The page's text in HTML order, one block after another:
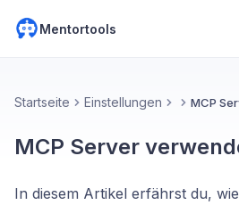
Mentortools
Startseite Einstellungen MCP
MCP Server
In diesem Artikel erfährst du,